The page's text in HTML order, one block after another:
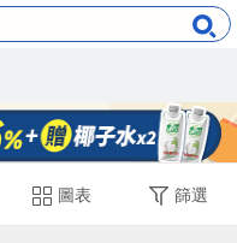
圖表 篩選